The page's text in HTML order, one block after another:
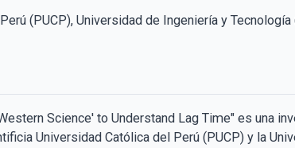
(PUCP), Universidad de Ingeniería y Tecnología
Science' to Understand Lag Time" es una
Universidad Católica del Perú (PUCP) y la